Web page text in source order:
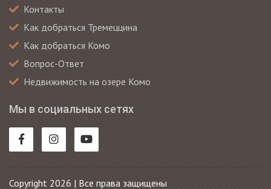
Контакты
Как добраться Тремеццина
Как добраться Комо
Вопрос-Ответ
Недвижимость на озере Комо
Мы в социальных сетях
Copyright 2026 | Все права защищены